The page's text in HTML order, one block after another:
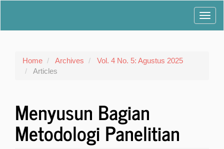
Home Archives
Vol. 4 No. 5: Agustus 2025
Articles
Menyusun Bagian
Metodologi Panelitian